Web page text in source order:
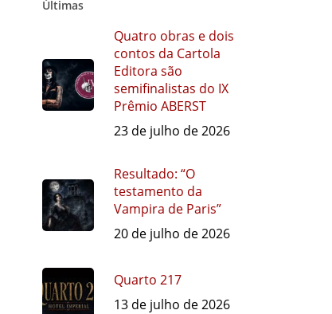
Últimas
Quatro obras e dois
contos da Cartola
Editora são
semifinalistas do IX
Prêmio ABERST
23 de julho de 2026
Resultado: “O
testamento da
Vampira de Paris”
20 de julho de 2026
Quarto 217
13 de julho de 2026